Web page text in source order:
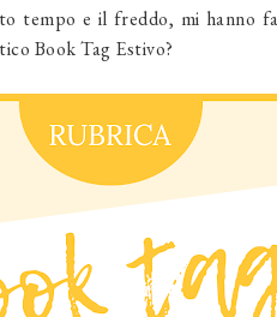
tempo e il freddo, mi hanno
Book Tag Estivo?